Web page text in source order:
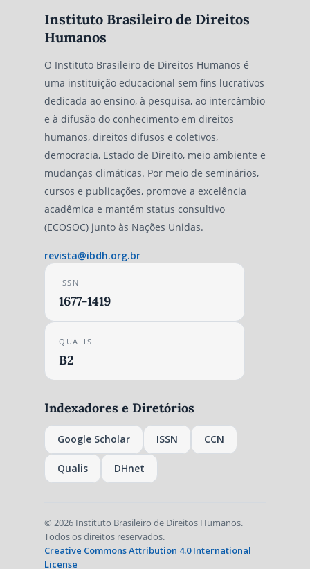
Instituto Brasileiro de Direitos
Humanos
O Instituto Brasileiro de Direitos Humanos é
uma instituição educacional sem fins lucrativos
dedicada ao ensino, à pesquisa, ao intercâmbio
e à difusão do conhecimento em direitos
humanos, direitos difusos e coletivos,
democracia, Estado de Direito, meio ambiente e
mudanças climáticas. Por meio de seminários,
cursos e publicações, promove a excelência
acadêmica e mantém status consultivo
(ECOSOC) junto às Nações Unidas.
revista@ibdh.org.br
ISSN
1677-1419
QUALIS
B2
Indexadores e Diretórios
Google Scholar ISSN CCN
Qualis DHnet
© 2026 Instituto Brasileiro de Direitos Humanos.
Todos os direitos reservados.
Creative Commons Attribution 4.0 International
License